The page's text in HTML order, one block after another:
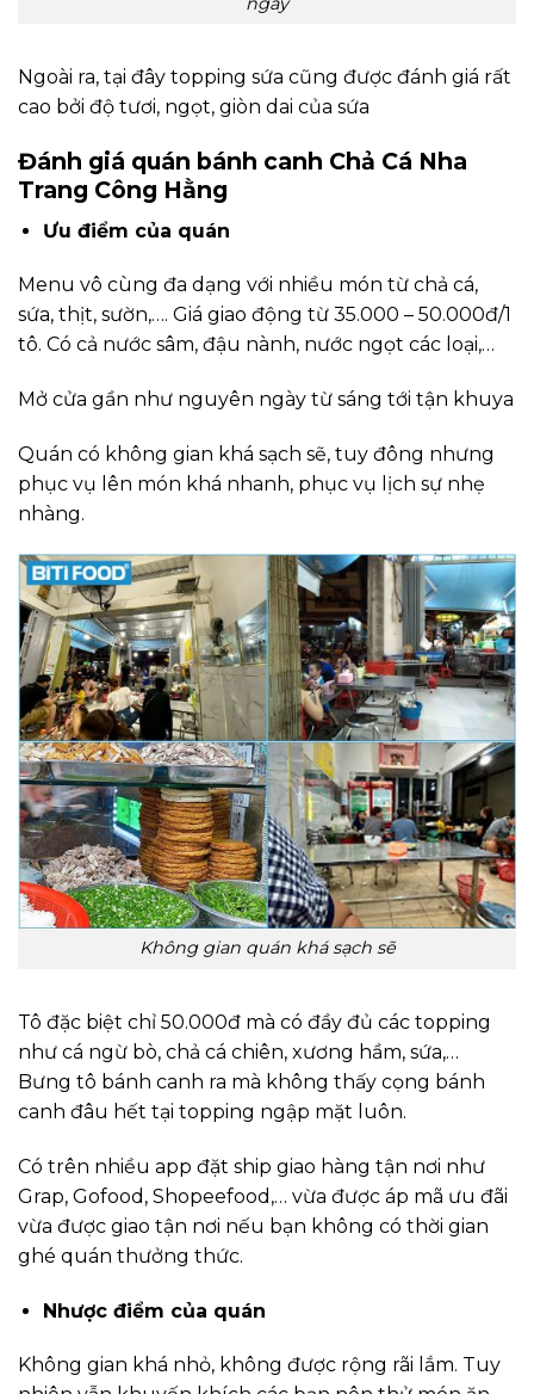
Ngoài ra, tại đây topping sứa cũng được đánh giá rất
cao bởi độ tươi, ngọt, giòn dai của sứa
Đánh giá quán bánh canh Chả Cá Nha
Trang Công Hằng
Ưu điểm của quán
Menu vô cùng đa dạng với nhiều món từ chả cá,
sứa, thịt, sườn,…. Giá giao động từ 35.000 – 50.000đ/1
tô. Có cả nước sâm, đậu nành, nước ngọt các loại,…
Mở cửa gần như nguyên ngày từ sáng tới tận khuya
Quán có không gian khá sạch sẽ, tuy đông nhưng
phục vụ lên món khá nhanh, phục vụ lịch sự nhẹ
nhàng.
Không gian quán khá sạch sẽ
Tô đặc biệt chỉ 50.000đ mà có đầy đủ các topping
như cá ngừ bò, chả cá chiên, xương hầm, sứa,…
Bưng tô bánh canh ra mà không thấy cọng bánh
canh đâu hết tại topping ngập mặt luôn.
Có trên nhiều app đặt ship giao hàng tận nơi như
Grap, Gofood, Shopeefood,… vừa được áp mã ưu đãi
vừa được giao tận nơi nếu bạn không có thời gian
ghé quán thưởng thức.
Nhược điểm của quán
Không gian khá nhỏ, không được rộng rãi lắm. Tuy